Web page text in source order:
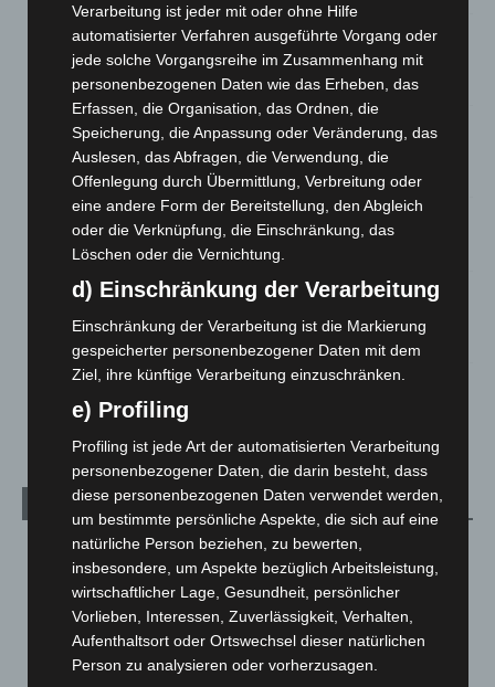
Region Hannover: 21 neue Notfallsanitäter starten beim
Roten Kreuz
5. August 2026
Mann läuft mit Hockeyschläger über A7 – Polizei sucht
Zeugen
5. August 2026
Celle: Mensch stirbt bei Bagger-Unfall auf Baustelle
5. August 2026
Gasleitung bei McDonald’s-Umbau in Langenhagen
Anklage nach Abschaltung von „Archetyp Market“ erhoben
3. August 2026
Kategorien
Blaulicht
Corona-News
Hannover und Region
Langenhagen und Ortsteile
3.250
Verarbeitung ist jeder mit oder ohne Hilfe
automatisierter Verfahren ausgeführte Vorgang oder
jede solche Vorgangsreihe im Zusammenhang mit
personenbezogenen Daten wie das Erheben, das
Erfassen, die Organisation, das Ordnen, die
Speicherung, die Anpassung oder Veränderung, das
Auslesen, das Abfragen, die Verwendung, die
Offenlegung durch Übermittlung, Verbreitung oder
eine andere Form der Bereitstellung, den Abgleich
oder die Verknüpfung, die Einschränkung, das
Löschen oder die Vernichtung.
d) Einschränkung der Verarbeitung
Einschränkung der Verarbeitung ist die Markierung
gespeicherter personenbezogener Daten mit dem
Ziel, ihre künftige Verarbeitung einzuschränken.
e) Profiling
Profiling ist jede Art der automatisierten Verarbeitung
personenbezogener Daten, die darin besteht, dass
diese personenbezogenen Daten verwendet werden,
um bestimmte persönliche Aspekte, die sich auf eine
natürliche Person beziehen, zu bewerten,
insbesondere, um Aspekte bezüglich Arbeitsleistung,
wirtschaftlicher Lage, Gesundheit, persönlicher
Vorlieben, Interessen, Zuverlässigkeit, Verhalten,
Aufenthaltsort oder Ortswechsel dieser natürlichen
Person zu analysieren oder vorherzusagen.